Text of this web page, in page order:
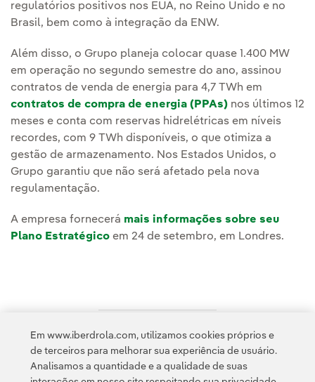
regulatórios positivos nos EUA, no Reino Unido e no
Brasil, bem como à integração da ENW.
Além disso, o Grupo planeja colocar quase 1.400 MW
em operação no segundo semestre do ano, assinou
contratos de venda de energia para 4,7 TWh em
contratos de compra de energia (PPAs) nos últimos 12
meses e conta com reservas hidrelétricas em níveis
recordes, com 9 TWh disponíveis, o que otimiza a
gestão de armazenamento. Nos Estados Unidos, o
Grupo garantiu que não será afetado pela nova
regulamentação.
A empresa fornecerá mais informações sobre seu
Plano Estratégico em 24 de setembro, em Londres.
Acesso a informação legal
Em www.iberdrola.com, utilizamos cookies próprios e
de terceiros para melhorar sua experiência de usuário.
Analisamos a quantidade e a qualidade de suas